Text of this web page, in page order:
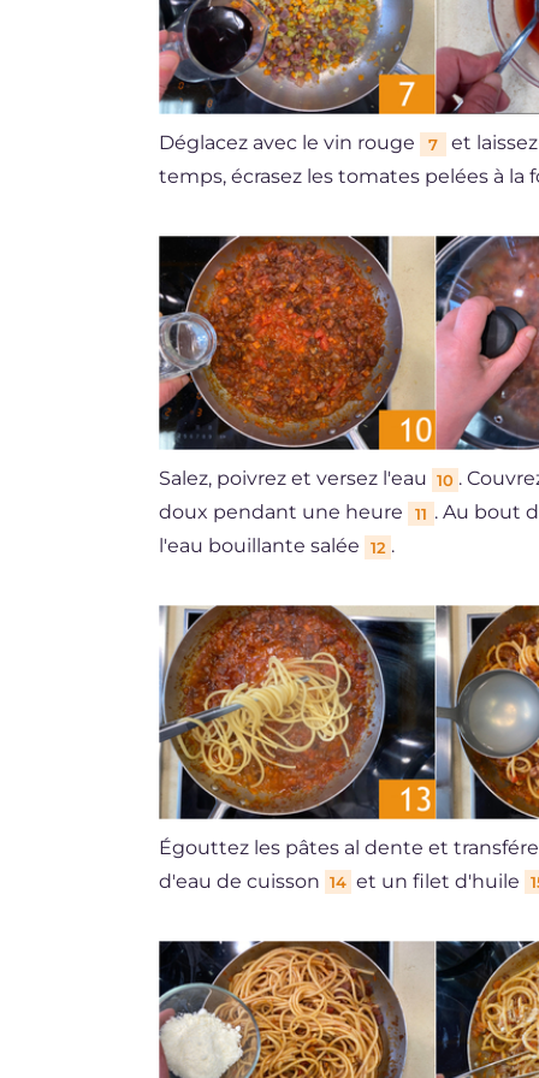
Déglacez avec le vin rouge 7
et
temps, écrasez les tomates pelées à
Salez, poivrez et versez l'eau 10 .
doux pendant une heure
11 . Au bout
l'eau bouillante salée
12 .
Égouttez les pâtes al dente et
d'eau de cuisson 14 et un filet d'huile